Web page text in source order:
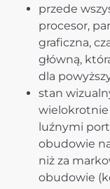
przede
procesor,
graficzna,
główną,
dla
stan
wielokrotnie
luźnymi
obudowie
niż za
obudowie